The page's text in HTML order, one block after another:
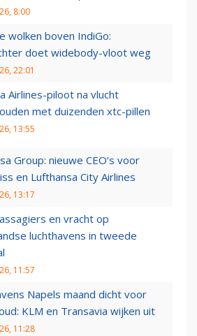
8:00
wolken boven IndiGo:
doet widebody-vloot weg
22:01
Airlines-piloot na vlucht
met duizenden xtc-pillen
13:55
Group: nieuwe CEO’s voor
en Lufthansa City Airlines
13:17
en vracht op
luchthavens in tweede
11:57
Napels maand dicht voor
KLM en Transavia wijken uit
11:28